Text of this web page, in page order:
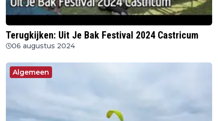
Terugkijken: Uit Je Bak Festival 2024 Castricum
06 augustus 2024
Algemeen